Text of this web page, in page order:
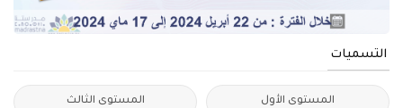
التسميات
المستوى الأول المستوى الثالث